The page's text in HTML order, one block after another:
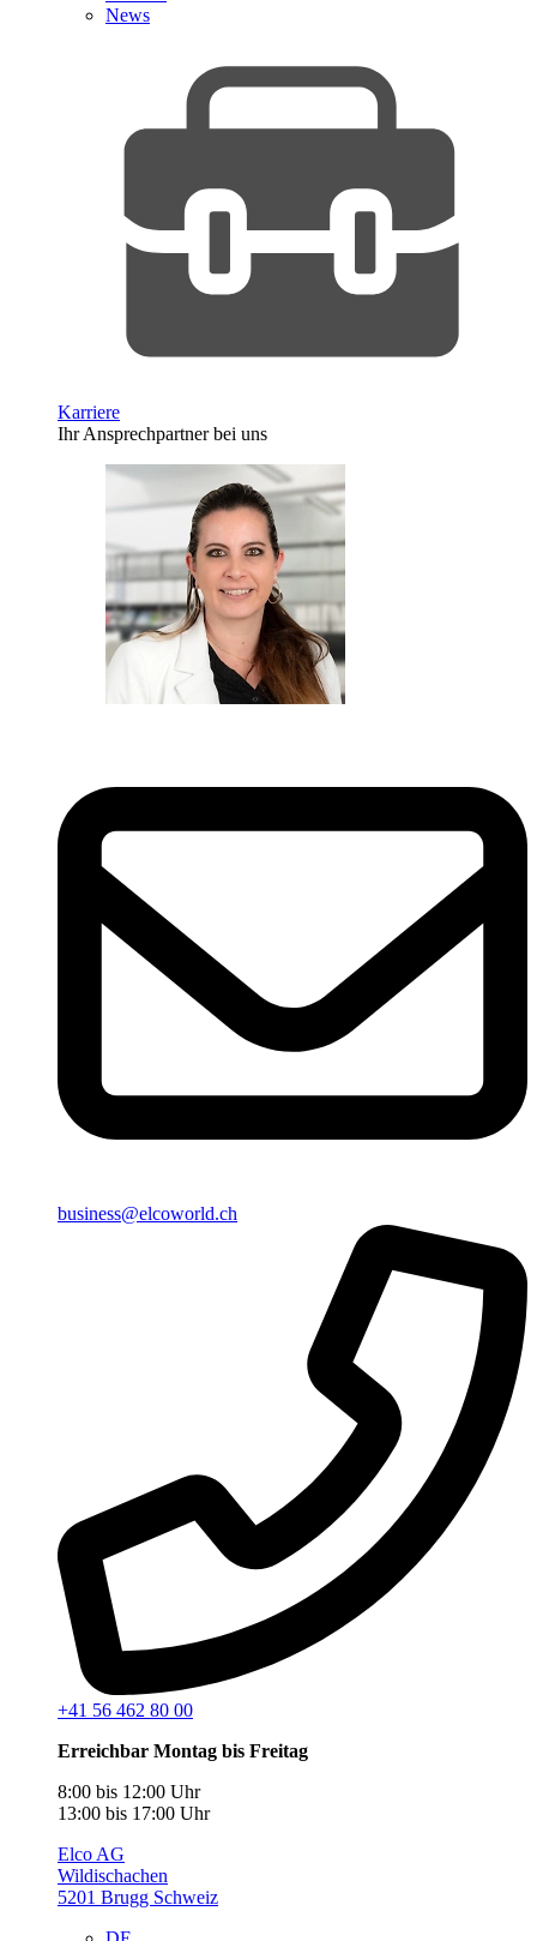
News
Karriere
Ihr Ansprechpartner bei uns
business@elcoworld.ch
+41 56 462 80 00
Erreichbar Montag bis Freitag
8:00 bis 12:00 Uhr
13:00 bis 17:00 Uhr
Elco AG
Wildischachen
5201 Brugg Schweiz